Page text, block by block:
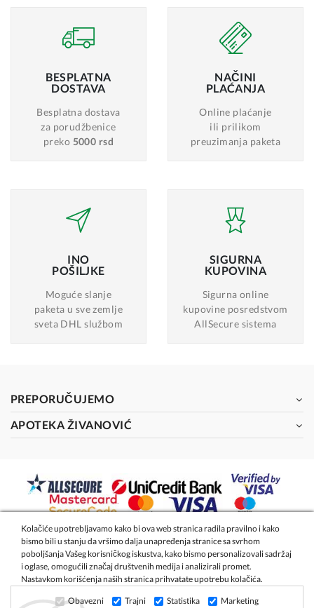
BESPLATNA
DOSTAVA
Besplatna dostava
za porudžbenice
preko 5000 rsd
NAČINI
PLAĆANJA
Online plaćanje
ili prilikom
preuzimanja paketa
INO
POŠILJKE
Moguće slanje
paketa u sve zemlje
sveta DHL službom
SIGURNA
KUPOVINA
Sigurna online
kupovine posredstvom
AllSecure sistema
PREPORUČUJEMO
APOTEKA ŽIVANOVIĆ
2026 - Apoteka Magistra Živanović
Kolačiće upotrebljavamo kako bi ova web stranica radila pravilno i kako
bismo bili u stanju da vršimo dalja unapređenja stranice sa svrhom
poboljšanja Vašeg korisničkog iskustva, kako bismo personalizovali sadržaj
i oglase, omogućili značaj društvenih medija i analizirali promet.
Nastavkom korišćenja naših stranica prihvatate upotrebu kolačića.
Obavezni Trajni Statistika Marketing